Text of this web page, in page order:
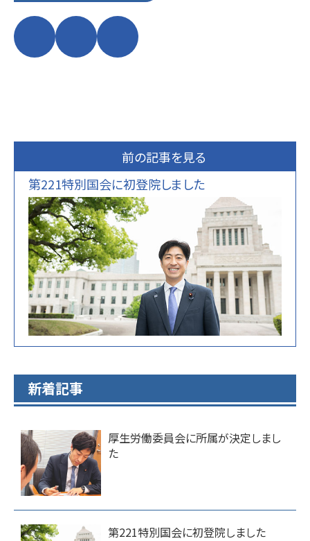
前の記事を見る
第221特別国会に初登院しました
新着記事
厚生労働委員会に所属が決定しまし
た
第221特別国会に初登院しました